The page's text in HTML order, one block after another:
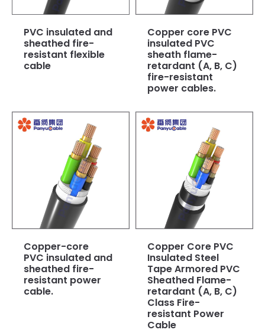
PVC insulated and
sheathed fire-
resistant flexible
cable
Copper core PVC
insulated PVC
sheath flame-
retardant (A, B, C)
fire-resistant
power cables.
Copper-core
PVC insulated and
sheathed fire-
resistant power
cable.
Copper Core PVC
Insulated Steel
Tape Armored PVC
Sheathed Flame-
retardant (A, B, C)
Class Fire-
resistant Power
Cable